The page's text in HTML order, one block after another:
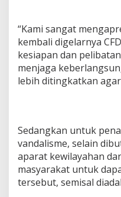
“Kami sangat
kembali digelarnya
kesiapan dan
menjaga
lebih ditingkatkan
Sedangkan untuk
vandalisme, selain
aparat kewilayahan
masyarakat untuk
tersebut, semisal